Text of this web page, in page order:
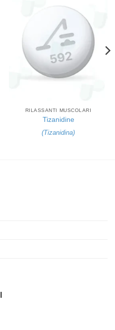
RILASSANTI MUSCOLARI
Tizanidine
(Tizanidina)